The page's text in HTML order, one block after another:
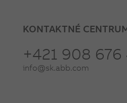
KONTAKTNÉ
+421 908 676
info@sk.abb.com